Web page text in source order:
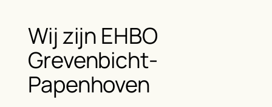
Wij zijn EHBO
Grevenbicht-
Papenhoven